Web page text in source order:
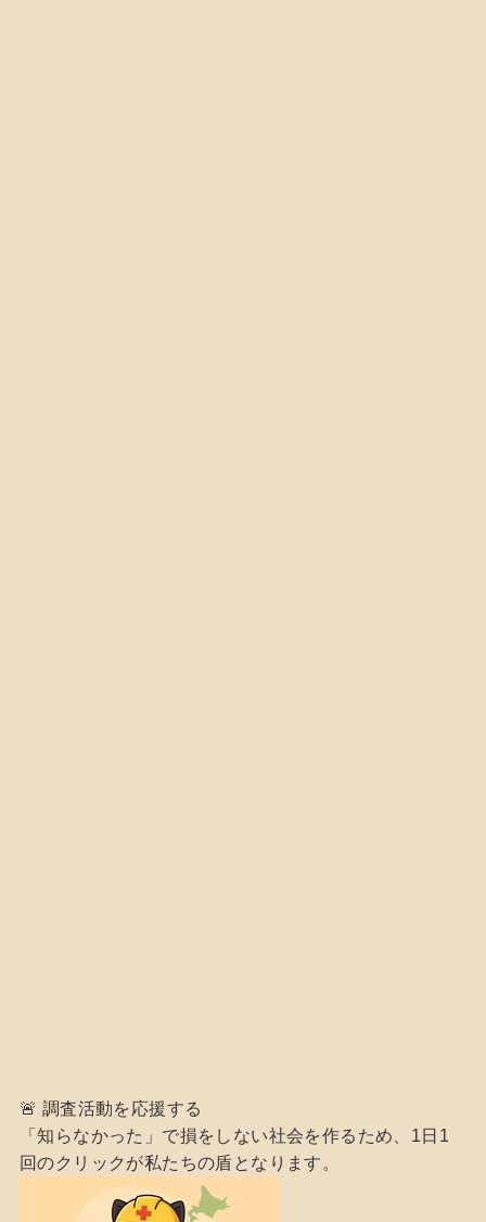
🚨 調査活動を応援する
「知らなかった」で損をしない社会を作るため、1日1
回のクリックが私たちの盾となります。